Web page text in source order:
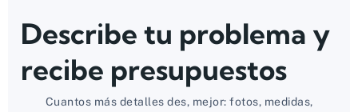
Describe tu problema y
recibe presupuestos
Cuantos más detalles des, mejor: fotos, medidas,